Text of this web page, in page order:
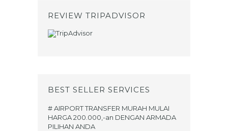
REVIEW TRIPADVISOR
BEST SELLER SERVICES
# AIRPORT TRANSFER MURAH MULAI
HARGA 200.000,-an DENGAN ARMADA
PILIHAN ANDA